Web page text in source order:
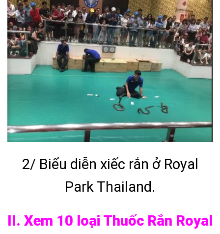
2/ Biểu diễn xiếc rắn ở Royal
Park Thailand.
II. Xem 10 loại Thuốc Rắn Royal